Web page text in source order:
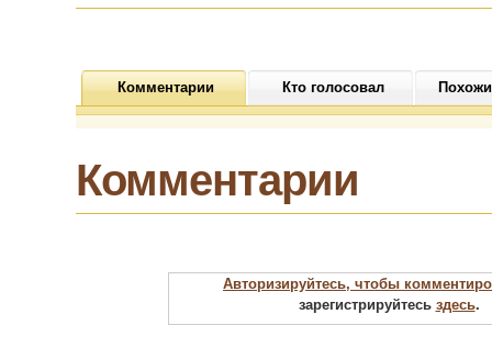
Комментарии Кто голосовал
Комментарии
Авторизируйтесь, чтобы
зарегистрируйтесь здесь.